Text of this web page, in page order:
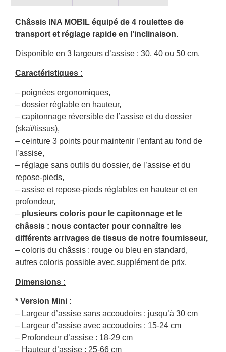
Châssis INA MOBIL équipé de 4 roulettes de
transport et réglage rapide en l’inclinaison.
Disponible en 3 largeurs d’assise : 30, 40 ou 50 cm.
Caractéristiques :
– poignées ergonomiques,
– dossier réglable en hauteur,
– capitonnage réversible de l’assise et du dossier
(skaï/tissus),
– ceinture 3 points pour maintenir l’enfant au fond de
l’assise,
– réglage sans outils du dossier, de l’assise et du
repose-pieds,
– assise et repose-pieds réglables en hauteur et en
profondeur,
– plusieurs coloris pour le capitonnage et le
châssis : nous contacter pour connaître les
différents arrivages de tissus de notre fournisseur,
– coloris du châssis : rouge ou bleu en standard,
autres coloris possible avec supplément de prix.
Dimensions :
* Version Mini :
– Largeur d’assise sans accoudoirs : jusqu’à 30 cm
– Largeur d’assise avec accoudoirs : 15-24 cm
– Profondeur d’assise : 18-29 cm
– Hauteur d’assise : 25-66 cm